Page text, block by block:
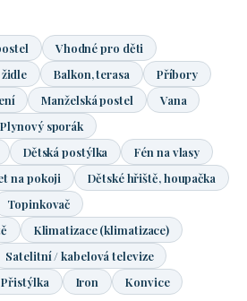
Vhodné pro děti
Balkon, terasa
Příbory
Manželská postel
Vana
Plynový sporák
Dětská postýlka
Fén na vlasy
na pokoji
Dětské hřiště, houpačka
Topinkovač
Klimatizace (klimatizace)
Satelitní / kabelová televize
Přistýlka Iron
Konvice